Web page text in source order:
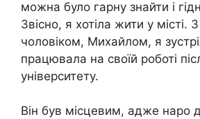
можна було гарну знайти і
Звісно, я хотіла жити у місті.
чоловіком, Михайлом, я
працювала на своїй роботі
університету.
Він був місцевим, адже наро